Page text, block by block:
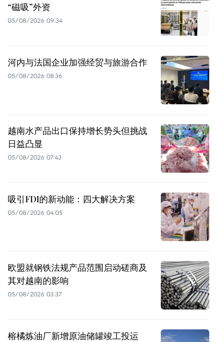
“磁吸”外资
05/08/2026 09:34
河内与法国企业加强经贸与旅游合作
05/08/2026 08:36
越南水产品出口保持增长势头但挑战
日益凸显
05/08/2026 07:43
吸引FDI的新动能：四大解决方案
05/08/2026 04:05
欧盟就钢铁法规产品范围启动磋商及
其对越南的影响
05/08/2026 03:37
榕橘炼油厂新增原油储罐竣工投运